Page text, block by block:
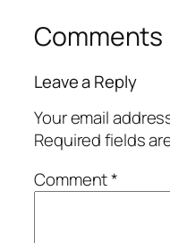
Comments
Leave a Reply
Your email
Required fields
Comment*